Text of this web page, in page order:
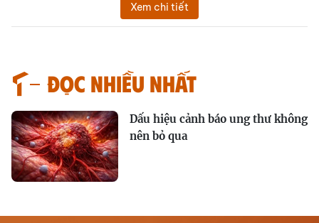
Xem chi tiết
Đọc nhiều nhất
Dấu hiệu cảnh báo ung thư không
nên bỏ qua